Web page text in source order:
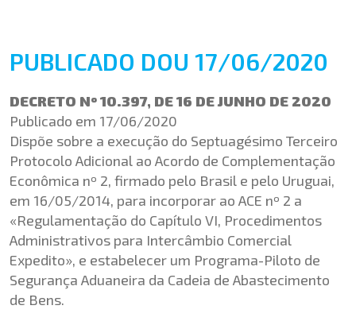
PUBLICADO DOU 17/06/2020
DECRETO Nº 10.397, DE 16 DE JUNHO DE 2020
Publicado em 17/06/2020
Dispõe sobre a execução do Septuagésimo Terceiro
Protocolo Adicional ao Acordo de Complementação
Econômica nº 2, firmado pelo Brasil e pelo Uruguai,
em 16/05/2014, para incorporar ao ACE nº 2 a
«Regulamentação do Capítulo VI, Procedimentos
Administrativos para Intercâmbio Comercial
Expedito», e estabelecer um Programa-Piloto de
Segurança Aduaneira da Cadeia de Abastecimento
de Bens.